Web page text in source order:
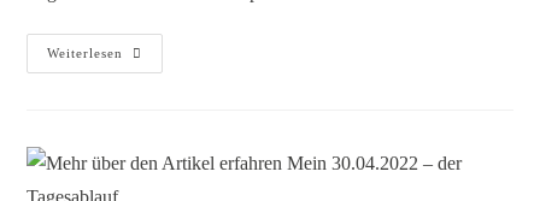
Weiterlesen